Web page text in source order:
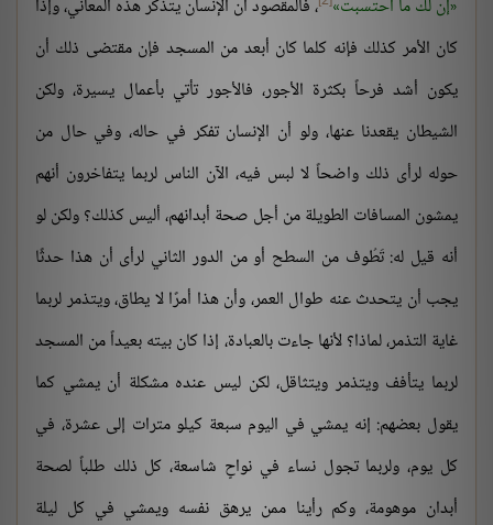
إن لك ما احتسبت
، فالمقصود أن الإنسان يتذكر هذه المعاني، وإذا
كان الأمر كذلك فإنه كلما كان أبعد من المسجد فإن مقتضى ذلك أن
يكون أشد فرحاً بكثرة الأجور، فالأجور تأتي بأعمال يسيرة، ولكن
الشيطان يقعدنا عنها، ولو أن الإنسان تفكر في حاله، وفي حال من
حوله لرأى ذلك واضحاً لا لبس فيه، الآن الناس لربما يتفاخرون أنهم
يمشون المسافات الطويلة من أجل صحة أبدانهم، أليس كذلك؟ ولكن لو
أنه قيل له: تَطُوف من السطح أو من الدور الثاني لرأى أن هذا حدثًا
يجب أن يتحدث عنه طوال العمر، وأن هذا أمرًا لا يطاق، ويتذمر لربما
غاية التذمر، لماذا؟ لأنها جاءت بالعبادة، إذا كان بيته بعيداً من المسجد
لربما يتأفف ويتذمر ويتثاقل، لكن ليس عنده مشكلة أن يمشي كما
يقول بعضهم: إنه يمشي في اليوم سبعة كيلو مترات إلى عشرة، في
كل يوم، ولربما تجول نساء في نواحٍ شاسعة، كل ذلك طلباً لصحة
أبدان موهومة، وكم رأينا ممن يرهق نفسه ويمشي في كل ليلة